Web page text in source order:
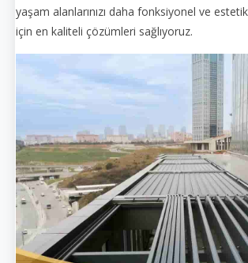
yaşam alanlarınızı daha fonksiyonel ve
için en kaliteli çözümleri sağlıyoruz.